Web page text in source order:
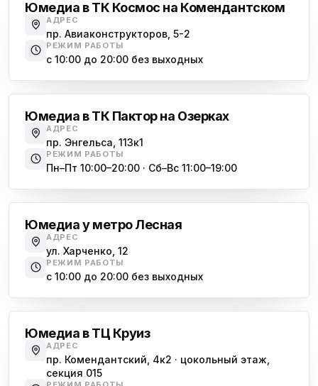
Юмедиа в ТК Космос на Комендантском
АДРЕС
пр. Авиаконструкторов, 5-2
РЕЖИМ РАБОТЫ
с 10:00 до 20:00 без выходных
Юмедиа в ТК Пактор на Озерках
АДРЕС
пр. Энгельса, 113к1
РЕЖИМ РАБОТЫ
Пн–Пт 10:00–20:00 · Сб–Вс 11:00–19:00
Юмедиа у метро Лесная
АДРЕС
ул. Харченко, 12
РЕЖИМ РАБОТЫ
с 10:00 до 20:00 без выходных
Юмедиа в ТЦ Круиз
АДРЕС
пр. Комендантский, 4к2 · цокольный этаж,
секция 015